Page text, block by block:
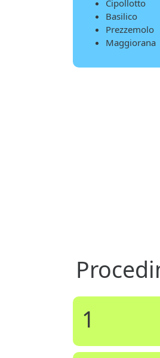
Cipollotto
Basilico
Prezzemolo
Maggiorana
1